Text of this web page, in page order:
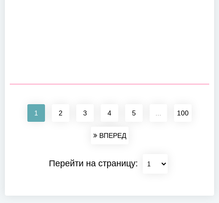
1 2 3 4 5 ... 100
ВПЕРЕД
Перейти на страницу: